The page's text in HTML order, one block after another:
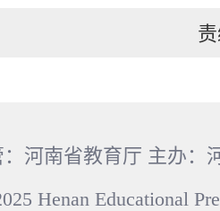
：河南省教育厅 主办：
Henan Educational